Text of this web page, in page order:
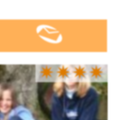
✷✷✷✷